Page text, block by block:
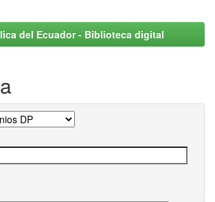
del Ecuador - Biblioteca digital